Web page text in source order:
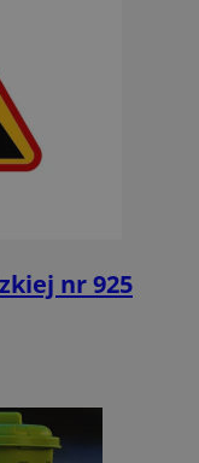
nr 925